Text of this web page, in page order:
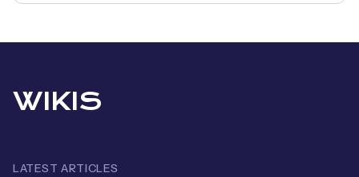
WIKIS
LATEST ARTICLES